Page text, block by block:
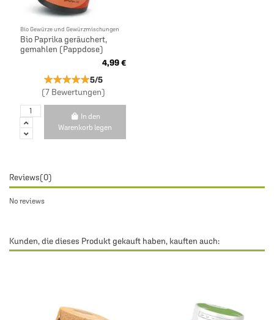
Bio Gewürze und Gewürzmischungen
Bio Paprika geräuchert,
gemahlen (Pappdose)
4,99 €
★★★★★
★★★★★5/5
(7 Bewertungen)
In den
Warenkorb legen
Reviews(0)
No reviews
Kunden, die dieses Produkt gekauft haben, kauften auch: